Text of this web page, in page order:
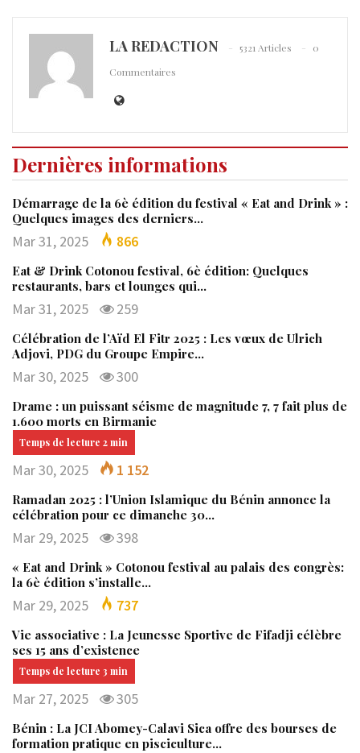
LA REDACTION 5321 Articles
0
Commentaires
Dernières informations
Démarrage de la 6è édition du festival « Eat and Drink » :
Quelques images des derniers…
Mar 31, 2025 866
Eat & Drink Cotonou festival, 6è édition: Quelques
restaurants, bars et lounges qui…
Mar 31, 2025 259
Célébration de l’Aïd El Fitr 2025 : Les vœux de Ulrich
Adjovi, PDG du Groupe Empire…
Mar 30, 2025 300
Drame : un puissant séisme de magnitude 7, 7 fait plus de
1.600 morts en Birmanie
Mar 30, 2025 1 152
Ramadan 2025 : l’Union Islamique du Bénin annonce la
célébration pour ce dimanche 30…
Mar 29, 2025 398
« Eat and Drink » Cotonou festival au palais des congrès:
la 6è édition s’installe…
Mar 29, 2025 737
Vie associative : La Jeunesse Sportive de Fifadji célèbre
ses 15 ans d’existence
Mar 27, 2025 305
Bénin : La JCI Abomey-Calavi Sica offre des bourses de
formation pratique en pisciculture…